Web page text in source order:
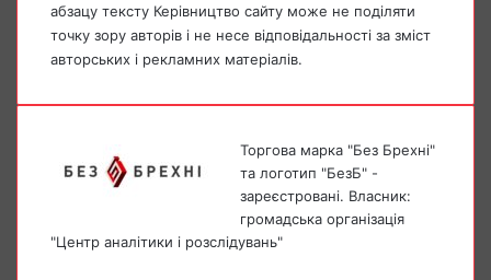
абзацу тексту Керівництво сайту може не поділяти
точку зору авторів і не несе відповідальності за зміст
авторських і рекламних матеріалів.
Торгова марка "Без Брехні"
та логотип "БезБ" -
зареєстровані. Власник:
громадська організація
"Центр аналітики і розслідувань"